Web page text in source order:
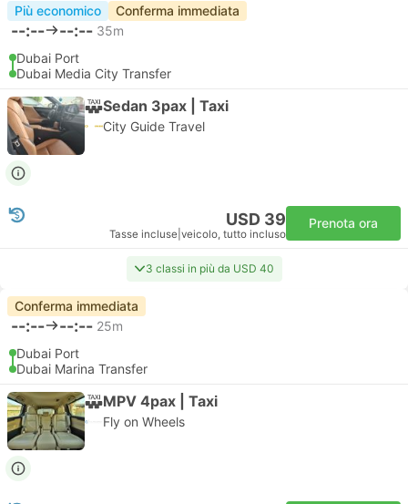
Più economico Conferma immediata
--:-- --:-- 35m
Dubai Port
Dubai Media City Transfer
Sedan 3pax | Taxi
City Guide Travel
USD 39
Tasse incluse veicolo, tutto incluso
Prenota ora
3 classi in più da USD 40
Conferma immediata
--:-- --:-- 25m
Dubai Port
Dubai Marina Transfer
MPV 4pax | Taxi
Fly on Wheels